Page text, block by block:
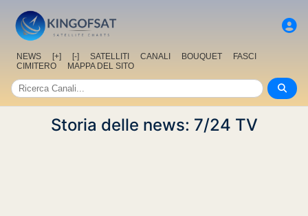
NEWS [+] [-] SATELLITI CANALI BOUQUET
FASCI
CIMITERO
MAPPA DEL SITO
Storia delle news: 7/24 TV